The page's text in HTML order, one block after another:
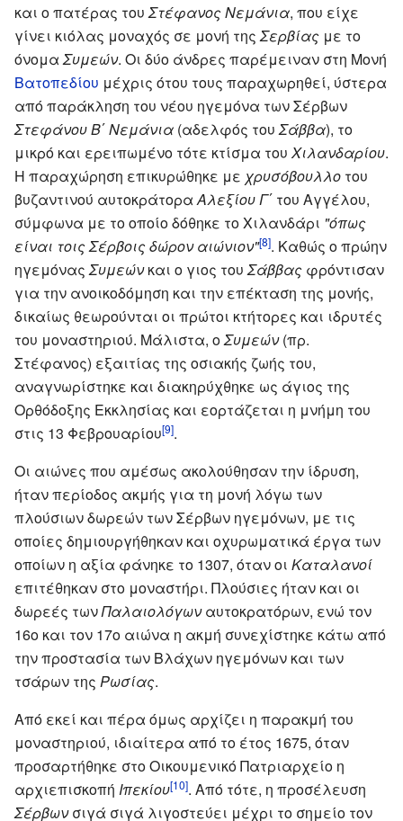
και ο πατέρας του Στέφανος Νεμάνια, που είχε
γίνει κιόλας μοναχός σε μονή της Σερβίας με το
όνομα Συμεών. Οι δύο άνδρες παρέμειναν στη Μονή
Βατοπεδίου μέχρις ότου τους παραχωρηθεί, ύστερα
από παράκληση του νέου ηγεμόνα των Σέρβων
Στεφάνου Β΄ Νεμάνια (αδελφός του Σάββα), το
μικρό και ερειπωμένο τότε κτίσμα του Χιλανδαρίου.
Η παραχώρηση επικυρώθηκε με χρυσόβουλλο του
βυζαντινού αυτοκράτορα Αλεξίου Γ΄ του Αγγέλου,
σύμφωνα με το οποίο δόθηκε το Χιλανδάρι "όπως
είναι τοις Σέρβοις δώρον αιώνιον"[8]. Καθώς ο πρώην
ηγεμόνας Συμεώνκαι ο γιος του Σάββας φρόντισαν
για την ανοικοδόμηση και την επέκταση της μονής,
δικαίως θεωρούνται οι πρώτοι κτήτορες και ιδρυτές
του μοναστηριού. Μάλιστα, οΣυμεών(πρ.
Στέφανος) εξαιτίας της οσιακής ζωής του,
αναγνωρίστηκε και διακηρύχθηκε ως άγιος της
Ορθόδοξης Εκκλησίας και εορτάζεται η μνήμη του
στις 13 Φεβρουαρίου[9].
Οι αιώνες που αμέσως ακολούθησαν την ίδρυση,
ήταν περίοδος ακμής για τη μονή λόγω των
πλούσιων δωρεών των Σέρβων ηγεμόνων, με τις
οποίες δημιουργήθηκαν και οχυρωματικά έργα των
οποίων η αξία φάνηκε το 1307, όταν οι Καταλανοί
επιτέθηκαν στο μοναστήρι. Πλούσιες ήταν και οι
δωρεές τωνΠαλαιολόγωναυτοκρατόρων, ενώ τον
16ο και τον 17ο αιώνα η ακμή συνεχίστηκε κάτω από
την προστασία των Βλάχων ηγεμόνων και των
τσάρων της Ρωσίας.
Από εκεί και πέρα όμως αρχίζει η παρακμή του
μοναστηριού, ιδιαίτερα από το έτος 1675, όταν
προσαρτήθηκε στο Οικουμενικό Πατριαρχείο η
αρχιεπισκοπή Ιπεκίου[10]. Από τότε, η προσέλευση
Σέρβωνσιγά σιγά λιγοστεύει μέχρι το σημείο τον